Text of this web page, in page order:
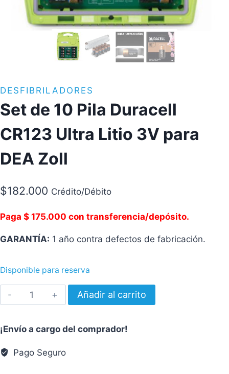
DESFIBRILADORES
Set de 10 Pila Duracell
CR123 Ultra Litio 3V para
DEA Zoll
$182.000 Crédito/Débito
Paga $ 175.000 con transferencia/depósito.
GARANTÍA: 1 año contra defectos de fabricación.
Disponible para reserva
Set
de
Pila
Duracell
CR123
Añadir al carrito
¡Envío a cargo del comprador!
Pago Seguro